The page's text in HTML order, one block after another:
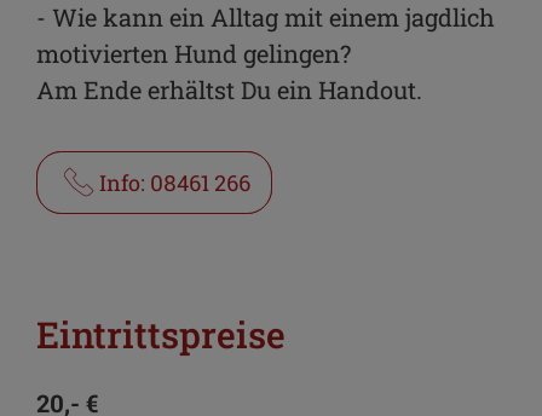
- Wie kann ein Alltag mit einem jagdlich
motivierten Hund gelingen?
Am Ende erhältst Du ein Handout.
Info: 08461 266
Eintrittspreise
20,- €